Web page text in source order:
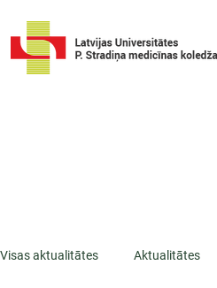
Visas aktualitātes Aktualitātes